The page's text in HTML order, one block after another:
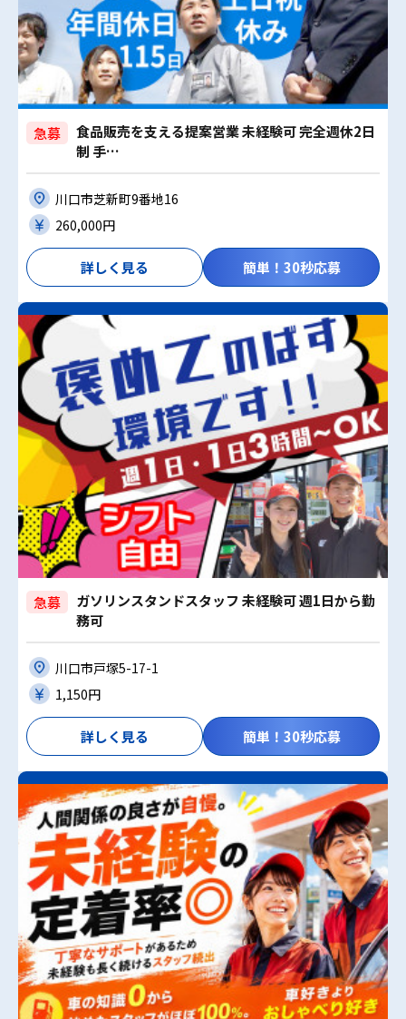
急募
食品販売を支える提案営業 未経験可 完全週休2日
制 手…
川口市芝新町9番地16
260,000円
詳しく見る 簡単！30秒応募
急募
ガソリンスタンドスタッフ 未経験可 週1日から勤
務可
川口市戸塚5-17-1
1,150円
詳しく見る 簡単！30秒応募